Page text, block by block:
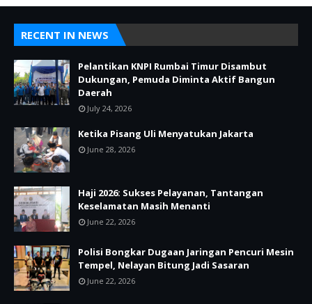
RECENT IN NEWS
Pelantikan KNPI Rumbai Timur Disambut
Dukungan, Pemuda Diminta Aktif Bangun
Daerah
July 24, 2026
Ketika Pisang Uli Menyatukan Jakarta
June 28, 2026
Haji 2026: Sukses Pelayanan, Tantangan
Keselamatan Masih Menanti
June 22, 2026
Polisi Bongkar Dugaan Jaringan Pencuri Mesin
Tempel, Nelayan Bitung Jadi Sasaran
June 22, 2026